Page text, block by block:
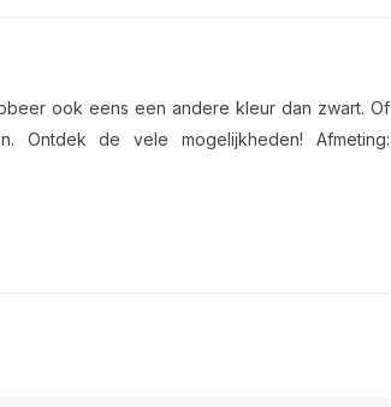
ook eens een andere kleur dan zwart. Of
Ontdek de vele mogelijkheden! Afmeting: